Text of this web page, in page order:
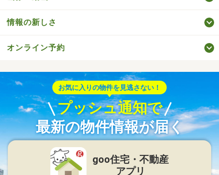
情報の新しさ
オンライン予約
お気に入りの物件を見逃さない！
プッシュ通知で
最新の物件情報が届く
goo住宅・不動産
アプリ